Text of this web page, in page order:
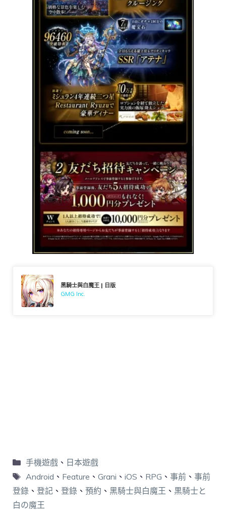
黑騎士與白魔王 | 日版
GMG Inc.
手機遊戲、 日本遊戲
Android 、 Feature 、 Grani 、 iOS 、 RPG 、 事前、 事前
登錄 、 登記 、 登錄 、 預約 、 黑騎士與白魔王 、 黒騎士と
白の魔王